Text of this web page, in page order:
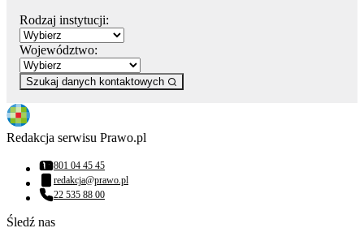
Rodzaj instytucji:
Województwo:
Szukaj danych kontaktowych
Redakcja serwisu Prawo.pl
Numer telefonu:
801 04 45 45
Adres email:
redakcja@prawo.pl
Numer telefonu:
22 535 88 00
Śledź nas